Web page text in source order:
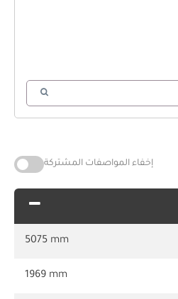
إخفاء المواصفات المشتركة
5075 mm
1969 mm